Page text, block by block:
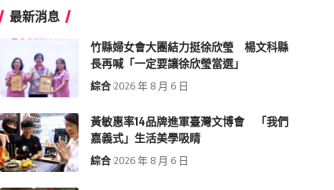
最新消息
竹縣婦女會大團結力挺徐欣瑩 楊文科縣
長再喊「一定要讓徐欣瑩當選」
綜合 2026 年 8 月 6 日
黃敏惠率14品牌進軍臺灣文博會 「我們
嘉義式」生活美學吸睛
綜合 2026 年 8 月 6 日